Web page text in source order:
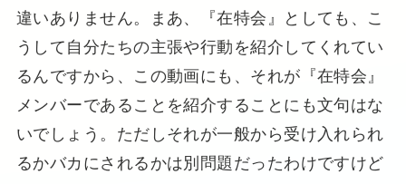
違いありません。まあ、『在特会』としても、こ
うして自分たちの主張や行動を紹介してくれてい
るんですから、この動画にも、それが『在特会』
メンバーであることを紹介することにも文句はな
いでしょう。ただしそれが一般から受け入れられ
るかバカにされるかは別問題だったわけですけど